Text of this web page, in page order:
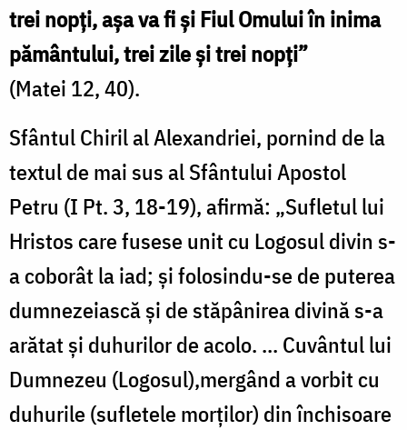
trei nopți, așa va fi și Fiul Omului în inima
pământului, trei zile și trei nopți”
(Matei 12, 40).
Sfântul Chiril al Alexandriei, pornind de la
textul de mai sus al Sfântului Apostol
Petru (I Pt. 3, 18-19), afirmă: „Sufletul lui
Hristos care fusese unit cu Logosul divin s-
a coborât la iad; și folosindu-se de puterea
dumnezeiască și de stăpânirea divină s-a
arătat și duhurilor de acolo. ... Cuvântul lui
Dumnezeu (Logosul),mergând a vorbit cu
duhurile (sufletele morților) din închisoare